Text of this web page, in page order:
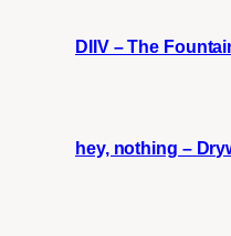
DIIV – The
hey, nothing –